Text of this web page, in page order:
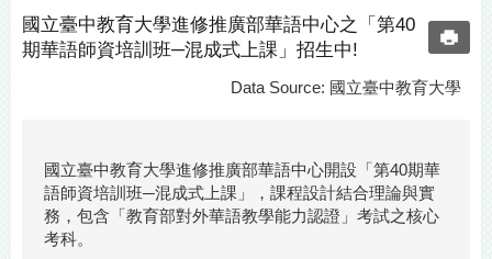
國立臺中教育大學進修推廣部華語中心之「第40
期華語師資培訓班─混成式上課」招生中!
Data Source: 國立臺中教育大學
國立臺中教育大學進修推廣部華語中心開設「第40期華
語師資培訓班─混成式上課」，課程設計結合理論與實
務，包含「教育部對外華語教學能力認證」考試之核心
考科。